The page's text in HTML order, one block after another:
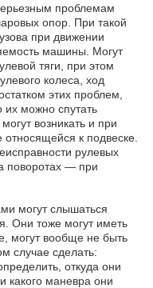
проблемам
опор. При такой
при движении
машины. Могут
тяги, при этом
колеса, ход
этих проблем,
их можно спутать
возникать и при
к подвеске.
рулевых
поворотах — при
могут слышаться
Они тоже могут иметь
могут вообще не быть
случае сделать:
откуда они
какого маневра они